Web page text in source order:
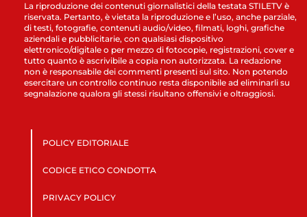
La riproduzione dei contenuti giornalistici della testata STILETV è
riservata. Pertanto, è vietata la riproduzione e l’uso, anche parziale,
di testi, fotografie, contenuti audio/video, filmati, loghi, grafiche
aziendali e pubblicitarie, con qualsiasi dispositivo
elettronico/digitale o per mezzo di fotocopie, registrazioni, cover e
tutto quanto è ascrivibile a copia non autorizzata. La redazione
non è responsabile dei commenti presenti sul sito. Non potendo
esercitare un controllo continuo resta disponibile ad eliminarli su
segnalazione qualora gli stessi risultano offensivi e oltraggiosi.
POLICY EDITORIALE
CODICE ETICO CONDOTTA
PRIVACY POLICY